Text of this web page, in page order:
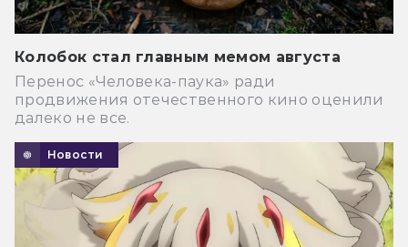
Колобок стал главным мемом августа
Перенос «Человека-паука» ради
продвижения отечественного кино оценили
далеко не все.
Новости